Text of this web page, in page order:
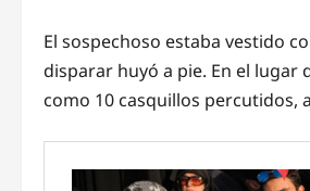
El sospechoso estaba vestido
disparar huyó a pie. En el lugar
como 10 casquillos percutidos,